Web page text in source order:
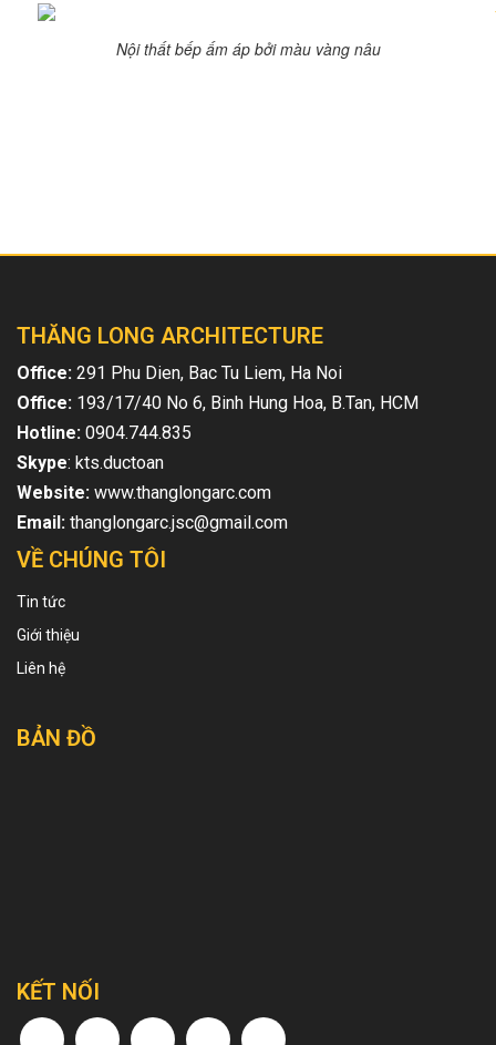
Nội thất bếp ấm áp bởi màu vàng nâu
THĂNG LONG ARCHITECTURE
Office: 291 Phu Dien, Bac Tu Liem, Ha Noi
Office: 193/17/40 No 6, Binh Hung Hoa, B.Tan, HCM
Hotline: 0904.744.835
Skype: kts.ductoan
Website: www.thanglongarc.com
Email: thanglongarc.jsc@gmail.com
VỀ CHÚNG TÔI
Tin tức
Giới thiệu
Liên hệ
BẢN ĐỒ
KẾT NỐI